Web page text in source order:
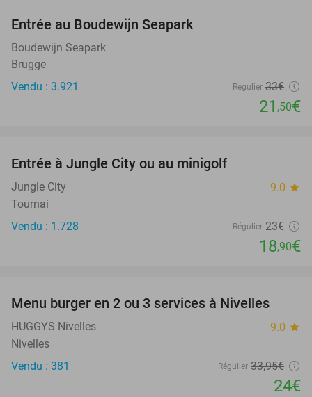
Entrée au Boudewijn Seapark
Boudewijn Seapark
Brugge
Vendu : 3.921
Régulier 33€
21 ,50€
Entrée à Jungle City ou au minigolf
Jungle City 9.0 star
Tournai
Vendu : 1.728
Régulier 23€
18,90€
29%
Menu burger en 2 ou 3 services à Nivelles
HUGGYS Nivelles 9.0 star
Nivelles
Vendu : 381
Régulier 33,95€
24€